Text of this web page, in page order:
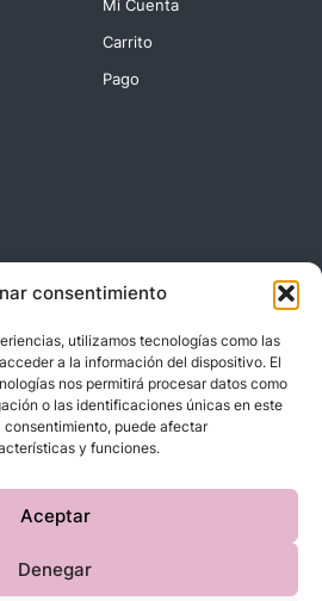
consentimiento
utilizamos tecnologías como las
a la información del dispositivo. El
nos permitirá procesar datos como
o las identificaciones únicas en este
puede afectar
y funciones.
Aceptar
Denegar
Mi Cuenta
Carrito
Pago
27 03420 Castalla Alicante
sociales
Todos los derechos reservados.